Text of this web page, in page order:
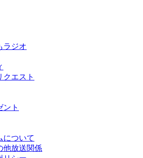
ラジオ
クエスト
ント
について
他放送関係